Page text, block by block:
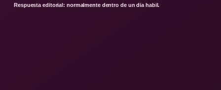
Respuesta editorial: normalmente dentro de un dia habil.